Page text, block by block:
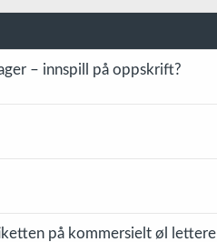
– innspill på oppskrift?
på kommersielt øl